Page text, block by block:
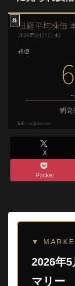
株
X
Pocket
▼
2026年
マリー